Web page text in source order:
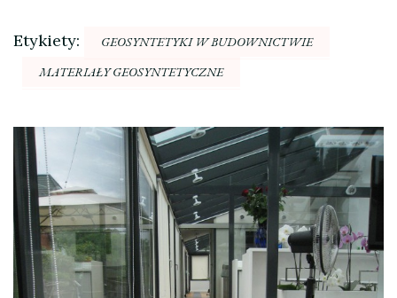
Etykiety:
GEOSYNTETYKI W BUDOWNICTWIE
MATERIAŁY GEOSYNTETYCZNE
Nawigacja
wpisu